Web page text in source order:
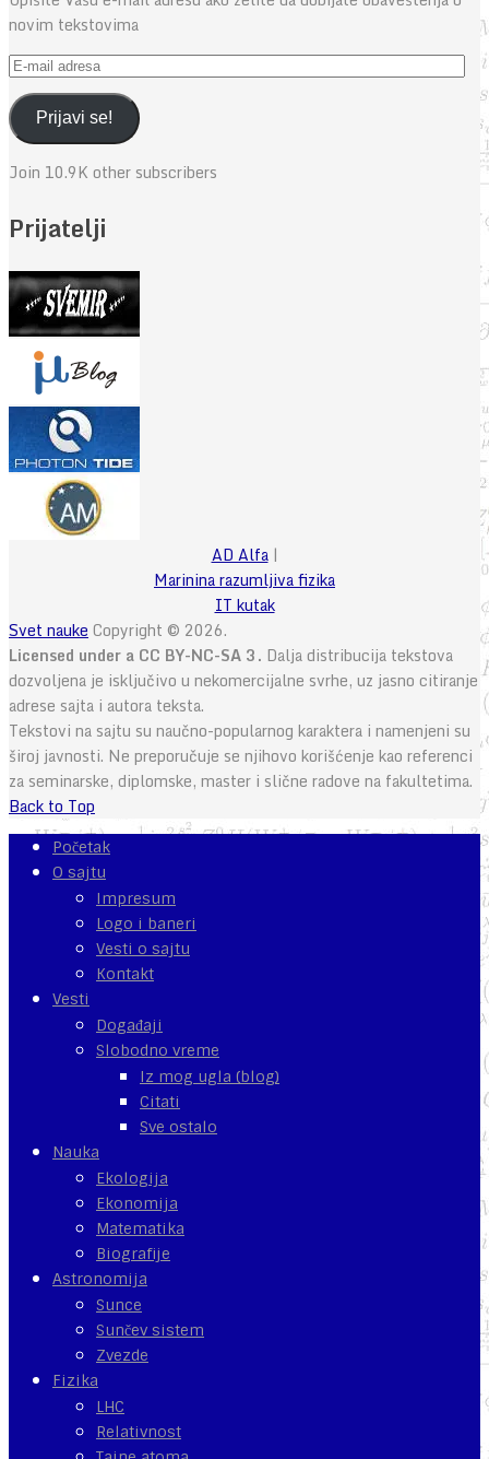
novim tekstovima
E-
mail
adresaPrijavi se!
Join 10.9K other subscribers
Prijatelji
AD Alfa|
Marinina razumljiva fizika
IT kutak
Svet nauke Copyright © 2026.
Licensed under a CC BY-NC-SA 3. Dalja distribucija tekstova
dozvoljena je isključivo u nekomercijalne svrhe, uz jasno citiranje
adrese sajta i autora teksta.
Tekstovi na sajtu su naučno-popularnog karaktera i namenjeni su
široj javnosti. Ne preporučuje se njihovo korišćenje kao referenci
za seminarske, diplomske, master i slične radove na fakultetima.
Back to Top
Početak
O sajtu
Impresum
Logo i baneri
Vesti o sajtu
Kontakt
Vesti
Događaji
Slobodno vreme
Iz mog ugla (blog)
Citati
Sve ostalo
Nauka
Ekologija
Ekonomija
Matematika
Biografije
Astronomija
Sunce
Sunčev sistem
Zvezde
Fizika
LHC
Relativnost